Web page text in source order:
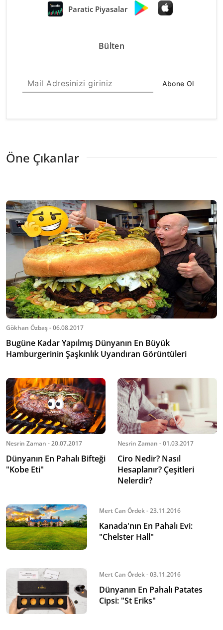
Paratic Piyasalar
Bülten
Abone Ol
Öne Çıkanlar
Gökhan Özbaş - 06.08.2017
Bugüne Kadar Yapılmış Dünyanın En Büyük
Hamburgerinin Şaşkınlık Uyandıran Görüntüleri
Nesrin Zaman - 20.07.2017
Dünyanın En Pahalı Bifteği
"Kobe Eti"
Nesrin Zaman - 01.03.2017
Ciro Nedir? Nasıl
Hesaplanır? Çeşitleri
Nelerdir?
Mert Can Ördek - 23.11.2016
Kanada'nın En Pahalı Evi:
"Chelster Hall"
Mert Can Ördek - 03.11.2016
Dünyanın En Pahalı Patates
Cipsi: "St Eriks"